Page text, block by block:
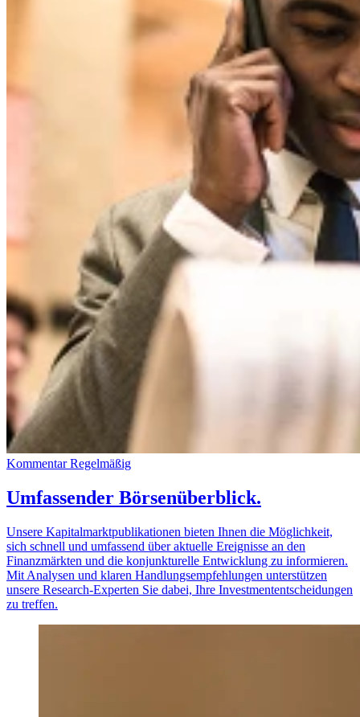
Kommentar Regelmäßig
Umfassender Börsenüberblick.
Unsere Kapitalmarktpublikationen bieten Ihnen die Möglichkeit,
sich schnell und umfassend über aktuelle Ereignisse an den
Finanzmärkten und die konjunkturelle Entwicklung zu informieren.
Mit Analysen und klaren Handlungsempfehlungen unterstützen
unsere Research-Experten Sie dabei, Ihre Investmententscheidungen
zu treffen.